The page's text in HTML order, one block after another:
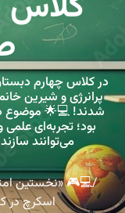
پرانرژی و شیرین
شدند! 💻🌟 موضوع
بود؛ تجربه‌ای
می‌توانند
💻🎮 «نخستین
اسکرچ در